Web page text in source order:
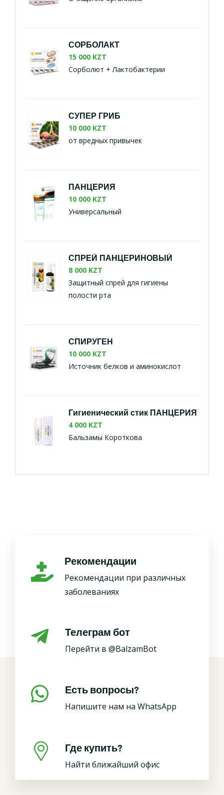
СОРБОЛАКТ
15 000 KZT
Сорболют + Лактобактерии
СУПЕР ГРИБ
10 000 KZT
от вредных привычек
ПАНЦЕРИЯ
10 000 KZT
Универсальный
СПРЕЙ ПАНЦЕРИНОВЫЙ
8 000 KZT
Защитный спрей для гигиены
полости рта
СПИРУГЕН
10 000 KZT
Источник белков и аминокислот
Гигиенический стик ПАНЦЕРИЯ
4 000 KZT
Бальзамы Короткова
Рекомендации
Рекомендации при различных
заболеваниях
Телеграм бот
Перейти в @BalzamBot
Есть вопросы?
Напишите нам на WhatsApp
Где купить?
Найти ближайший офис